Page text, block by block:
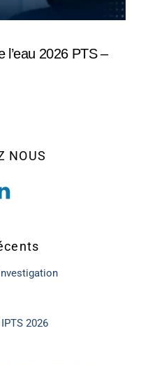
l’eau 2026 PTS –
NOUS
2026